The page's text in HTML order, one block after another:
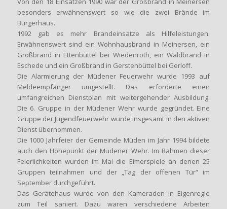
besonders erwähnenswert so wie die zwei Brände im
Bürgerhaus.
1992 gab es mehr Brandeinsätze als Hilfeleistungen.
Erwähnenswert sind ein Wohnhausbrand in Meinersen, ein
Großbrand in Ettenbüttel bei Wiedenroth, ein Waldbrand in
Eschede und ein Großbrand in Gerstenbüttel bei Gerloff.
Die Alarmierung der Müdener Feuerwehr wurde 1993 auf
Meldeempfänger umgestellt. Das erforderte einen
umfangreichen Dienstplan mit weitergehender Ausbildung.
Die 6. Gruppe in der Müdener Wehr wurde gegründet. Eine
Gruppe der Jugendfeuerwehr wurde insgesamt in den aktiven
Dienst übernommen.
Die 1000 Jahrfeier der Gemeinde Müden im Jahr 1994 bildete
auch den Höhepunkt der Müdener Wehr. Im Rahmen dieser
Feierlichkeiten wurden im Mai die Eimerspiele an denen 25
Gruppen teilnahmen und der „Tag der offenen Tür“ im
September durchgeführt.
Das Gerätehaus wurde von den Kameraden in Eigenregie
zum Teil saniert. Dazu waren verschiedene Arbeiten